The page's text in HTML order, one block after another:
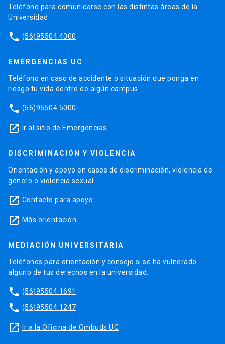
Teléfono para comunicarse con las distintas áreas de la
Universidad.
phone (56)95504 4000
EMERGENCIAS UC
Teléfono en caso de accidente o situación que ponga en
riesgo tu vida dentro de algún campus.
phone (56)95504 5000
launch Ir al sitio de Emergencias
DISCRIMINACIÓN Y VIOLENCIA
Orientación y apoyo en casos de discriminación, violencia de
género o violencia sexual.
launch Contacto para apoyo
launch Más orientación
MEDIACIÓN UNIVERSITARIA
Teléfonos para orientación y consejo si se ha vulnerado
alguno de tus derechos en la universidad.
phone (56)95504 1691
phone (56)95504 1247
launch Ir a la Oficina de Ombuds UC